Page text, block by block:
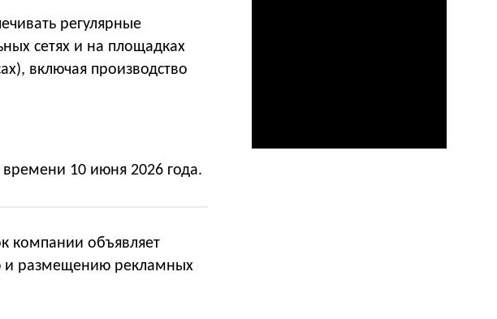
регулярные
сетях и на площадках
включая производство
10 июня 2026 года.
компании объявляет
и размещению рекламных